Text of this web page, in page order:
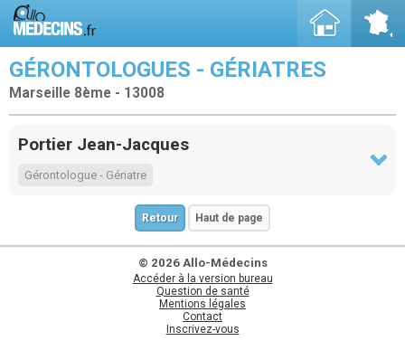
GÉRONTOLOGUES - GÉRIATRES
Marseille 8ème - 13008
Portier Jean-Jacques
Gérontologue - Gériatre
Retour Haut de page
© 2026 Allo-Médecins
Accéder à la version bureau
Question de santé
Mentions légales
Contact
Inscrivez-vous